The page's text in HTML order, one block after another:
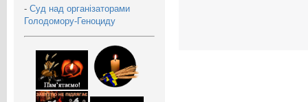
- Суд над організаторами
Голодомору-Геноциду